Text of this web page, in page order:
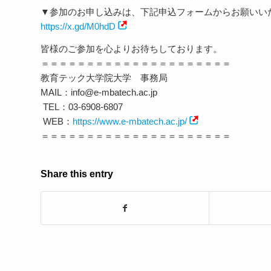
▼参加のお申し込みは、下記申込フォームからお願いい
https://x.gd/M0hdD
皆様のご参加を心よりお待ちしております。
＝＝＝＝＝＝＝＝＝＝＝＝＝＝＝＝＝＝＝＝＝
教育テック大学院大学 事務局
MAIL：info@e-mbatech.ac.jp
TEL：03-6908-6807
WEB： https://www.e-mbatech.ac.jp/
＝＝＝＝＝＝＝＝＝＝＝＝＝＝＝＝＝＝＝＝＝
Share this entry